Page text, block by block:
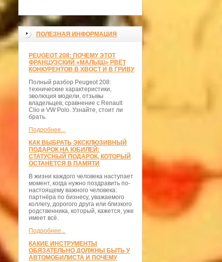
>
ПОЛЕЗНАЯ ИНФОРМАЦИЯ
PEUGEOT 208: ПОЧЕМУ ЭТОТ
ФРАНЦУЗСКИЙ «МАЛЫШ» РВЁТ
КОНКУРЕНТОВ В ХВОСТ И В ГРИВУ
Полный разбор Peugeot 208:
технические характеристики,
эволюция модели, отзывы
владельцев, сравнение с Renault
Clio и VW Polo. Узнайте, стоит ли
брать.
Подробнее...
КАК ВЫБРАТЬ ЭКСКЛЮЗИВНЫЙ
ПОДАРОК НА ЮБИЛЕЙ:
СТАТУСНЫЙ ПОДАРОК, КОТОРЫЙ
ОСТАНЕТСЯ В ПАМЯТИ
В жизни каждого человека наступает
момент, когда нужно поздравить по-
настоящему важного человека:
партнёра по бизнесу, уважаемого
коллегу, дорогого друга или близкого
родственника, который, кажется, уже
имеет всё.
Подробнее...
КАКИЕ ИНСТРУМЕНТЫ
ОБЯЗАТЕЛЬНО ДОЛЖНЫ БЫТЬ У
АВТОМОБИЛИСТА И ПОЧЕМУ